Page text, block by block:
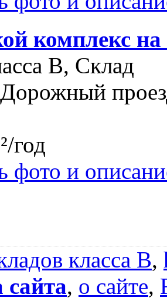
комплекс
B, Склад
год
фото и
класса B,
сайта, о сайте,